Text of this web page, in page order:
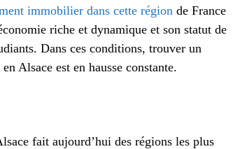
immobilier dans cette région de France
riche et dynamique et son statut de
Dans ces conditions, trouver un
Alsace est en hausse constante.
fait aujourd’hui des régions les plus